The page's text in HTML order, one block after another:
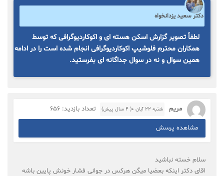
دکتر سعید یزدانخواه
لطفاً تصویر گزارش اسکن هسته ای و اکوکاردیوگرافی که توسط
همکاران محترم فلوشیپ اکوکاردیوگرافی انجام شده است را در ادامه
همین سوال و نه در سوال جداگانه ای بفرستید.
مریم شنبه ۲۲ آبان ۰( 4 سال پیش) تعداد بازدید: 656
مشاهده پرسش
سلام خسته نباشید
اقای دکتر اینکه بعضیا میگن هرکس در جوانی فشار خونش پایین باشه